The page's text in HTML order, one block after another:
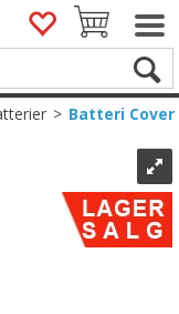
>Batteri Cover